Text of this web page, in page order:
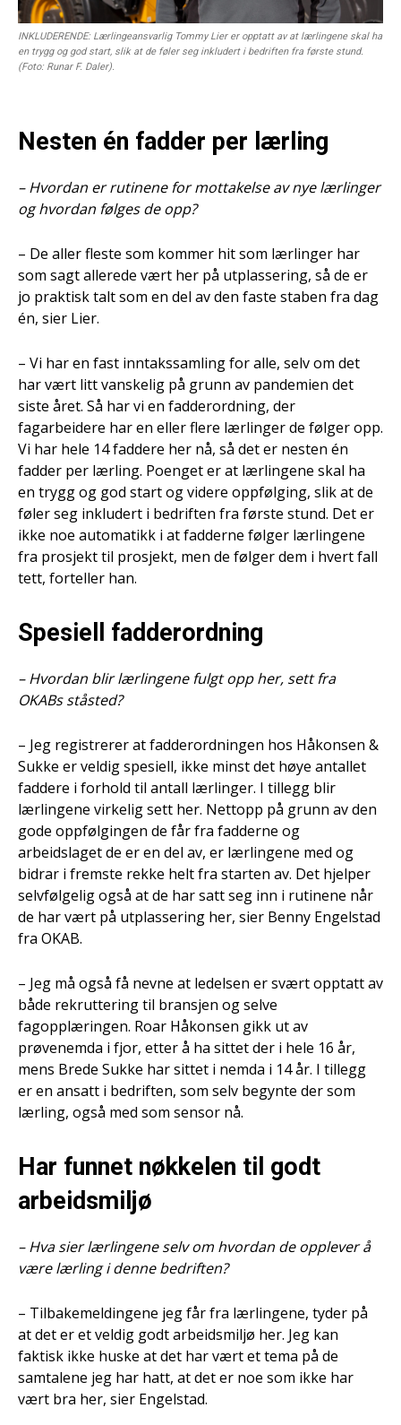
INKLUDERENDE: Lærlingeansvarlig Tommy Lier er opptatt av at lærlingene skal ha
en trygg og god start, slik at de føler seg inkludert i bedriften fra første stund.
(Foto: Runar F. Daler).
Nesten én fadder per lærling
– Hvordan er rutinene for mottakelse av nye lærlinger
og hvordan følges de opp?
– De aller fleste som kommer hit som lærlinger har
som sagt allerede vært her på utplassering, så de er
jo praktisk talt som en del av den faste staben fra dag
én, sier Lier.
– Vi har en fast inntakssamling for alle, selv om det
har vært litt vanskelig på grunn av pandemien det
siste året. Så har vi en fadderordning, der
fagarbeidere har en eller flere lærlinger de følger opp.
Vi har hele 14 faddere her nå, så det er nesten én
fadder per lærling. Poenget er at lærlingene skal ha
en trygg og god start og videre oppfølging, slik at de
føler seg inkludert i bedriften fra første stund. Det er
ikke noe automatikk i at fadderne følger lærlingene
fra prosjekt til prosjekt, men de følger dem i hvert fall
tett, forteller han.
Spesiell fadderordning
– Hvordan blir lærlingene fulgt opp her, sett fra
OKABs ståsted?
– Jeg registrerer at fadderordningen hos Håkonsen &
Sukke er veldig spesiell, ikke minst det høye antallet
faddere i forhold til antall lærlinger. I tillegg blir
lærlingene virkelig sett her. Nettopp på grunn av den
gode oppfølgingen de får fra fadderne og
arbeidslaget de er en del av, er lærlingene med og
bidrar i fremste rekke helt fra starten av. Det hjelper
selvfølgelig også at de har satt seg inn i rutinene når
de har vært på utplassering her, sier Benny Engelstad
fra OKAB.
– Jeg må også få nevne at ledelsen er svært opptatt av
både rekruttering til bransjen og selve
fagopplæringen. Roar Håkonsen gikk ut av
prøvenemda i fjor, etter å ha sittet der i hele 16 år,
mens Brede Sukke har sittet i nemda i 14 år. I tillegg
er en ansatt i bedriften, som selv begynte der som
lærling, også med som sensor nå.
Har funnet nøkkelen til godt
arbeidsmiljø
– Hva sier lærlingene selv om hvordan de opplever å
være lærling i denne bedriften?
– Tilbakemeldingene jeg får fra lærlingene, tyder på
at det er et veldig godt arbeidsmiljø her. Jeg kan
faktisk ikke huske at det har vært et tema på de
samtalene jeg har hatt, at det er noe som ikke har
vært bra her, sier Engelstad.